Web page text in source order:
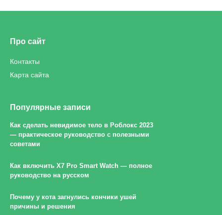
Про сайт
Контакты
Карта сайта
Популярные записи
Как сделать невидимое тело в Роблокс 2023
— практическое руководство с полезными
советами
Как включить X7 Pro Smart Watch — полное
руководство на русском
Почему у кота загнулись кончики ушей
причины и решения